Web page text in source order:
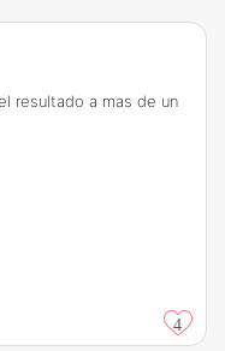
resultado a mas de un
4